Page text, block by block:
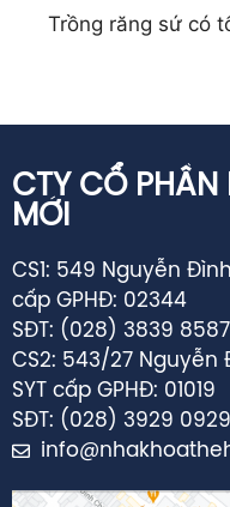
Trồng răng sứ có
CTY CỔ PHẦN
MỚI
CS1: 549 Nguyễn
cấp GPHĐ: 02344
SĐT: (028) 3839 8587
CS2: 543/27 Nguyễn
SYT cấp GPHĐ: 01019
SĐT: (028) 3929 0929